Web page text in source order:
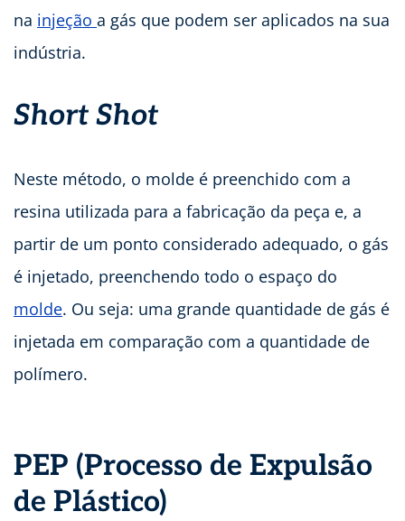
na injeção a gás que podem ser aplicados na sua
indústria.
Short Shot
Neste método, o molde é preenchido com a
resina utilizada para a fabricação da peça e, a
partir de um ponto considerado adequado, o gás
é injetado, preenchendo todo o espaço do
molde. Ou seja: uma grande quantidade de gás é
injetada em comparação com a quantidade de
polímero.
PEP (Processo de Expulsão
de Plástico)